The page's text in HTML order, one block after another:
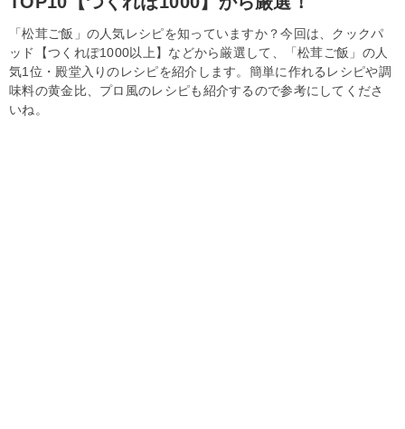
「松茸ご飯」の人気レシピを知っていますか？今回は、クックパ
ッド【つくれぽ1000以上】などから厳選して、「松茸ご飯」の人
気1位・殿堂入りのレシピを紹介します。簡単に作れるレシピや調
味料の黄金比、プロ風のレシピも紹介するので参考にしてくださ
いね。